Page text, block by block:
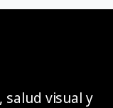
salud visual y